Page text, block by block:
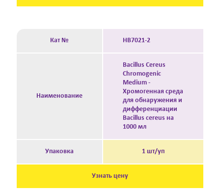
Кат № HB7021-2
Наименование
Bacillus Cereus
Chromogenic
Medium -
Хромогенная среда
для обнаружения и
дифференциации
Bacillus cereus на
1000 мл
Упаковка 1 шт/уп
Узнать цену